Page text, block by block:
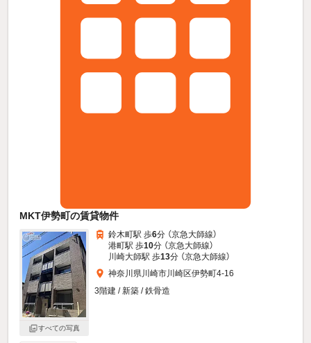
MKT伊勢町の賃貸物件
すべての写真
鈴木町駅 歩6分 （京急大師線）
港町駅 歩10分 （京急大師線）
川崎大師駅 歩13分 （京急大師線）
神奈川県川崎市川崎区伊勢町4-16
3階建 / 新築 / 鉄骨造